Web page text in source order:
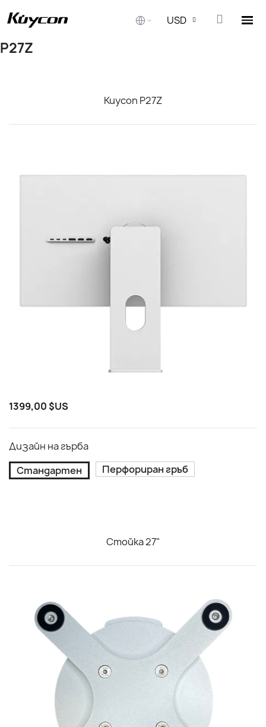
USD
P27Z
Kuycon P27Z
1399,00 $US
Дизайн на гърба
Стандартен
Перфориран гръб
Стойка 27"